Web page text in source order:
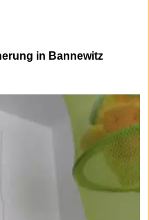
in Bannewitz